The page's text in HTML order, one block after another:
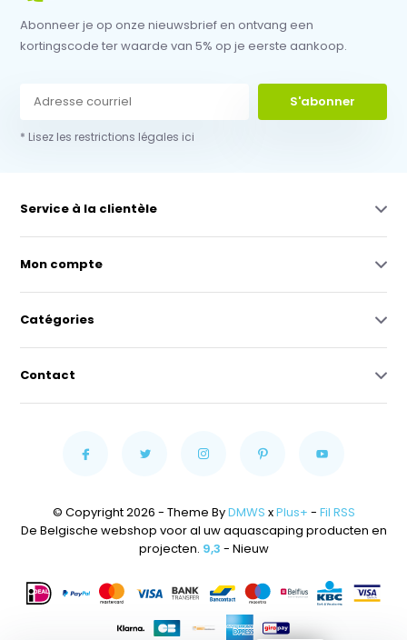
Abonneer je op onze nieuwsbrief en ontvang een
kortingscode ter waarde van 5% op je eerste aankoop.
S'abonner
* Lisez les restrictions légales ici
Service à la clientèle
Mon compte
Catégories
Contact
© Copyright 2026 - Theme ByDMWS xPlus+ - Fil RSS
De Belgische webshop voor al uw aquascaping producten en
projecten. 9,3 - Nieuw